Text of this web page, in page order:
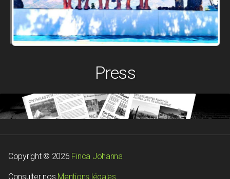
Press
Copyright © 2026 Finca Johanna
Consulter nos Mentions légales